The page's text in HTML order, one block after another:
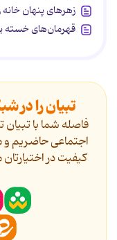
زهرهای پنهان
قهرمان‌های خسته
تبیان را در
فاصله شما با
اجتماعی حاضریم و
کیفیت در